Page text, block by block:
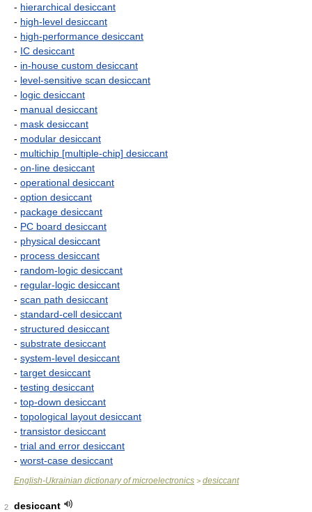
- hierarchical desiccant
- high-level desiccant
- high-performance desiccant
- IC desiccant
- in-house custom desiccant
- level-sensitive scan desiccant
- logic desiccant
- manual desiccant
- mask desiccant
- modular desiccant
- multichip [multiple-chip] desiccant
- on-line desiccant
- operational desiccant
- option desiccant
- package desiccant
- PC board desiccant
- physical desiccant
- process desiccant
- random-logic desiccant
- regular-logic desiccant
- scan path desiccant
- standard-cell desiccant
- structured desiccant
- substrate desiccant
- system-level desiccant
- target desiccant
- testing desiccant
- top-down desiccant
- topological layout desiccant
- transistor desiccant
- trial and error desiccant
- worst-case desiccant
English-Ukrainian dictionary of microelectronics > desiccant
2
desiccant